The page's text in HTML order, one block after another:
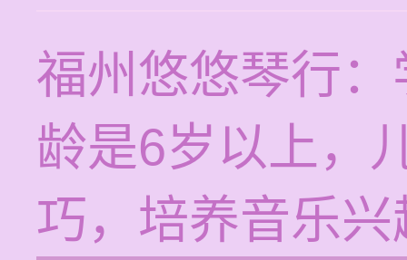
福州悠悠琴行
龄是6岁以上，
巧，培养音乐兴